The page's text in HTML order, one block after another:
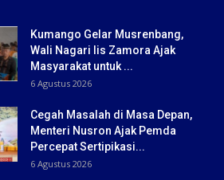
Kumango Gelar Musrenbang,
Wali Nagari Iis Zamora Ajak
Masyarakat untuk ...
6 Agustus 2026
Cegah Masalah di Masa Depan,
Menteri Nusron Ajak Pemda
Percepat Sertipikasi...
6 Agustus 2026